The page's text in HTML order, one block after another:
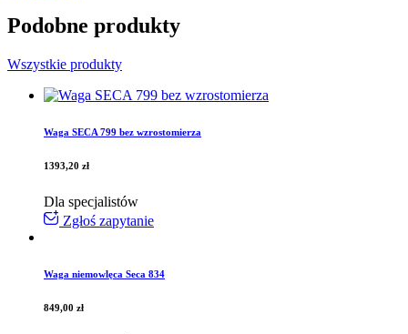
Podobne produkty
Wszystkie produkty
Waga SECA 799 bez wzrostomierza
1393,20 zł
Dla specjalistów
Zgłoś zapytanie
Waga niemowlęca Seca 834
849,00 zł